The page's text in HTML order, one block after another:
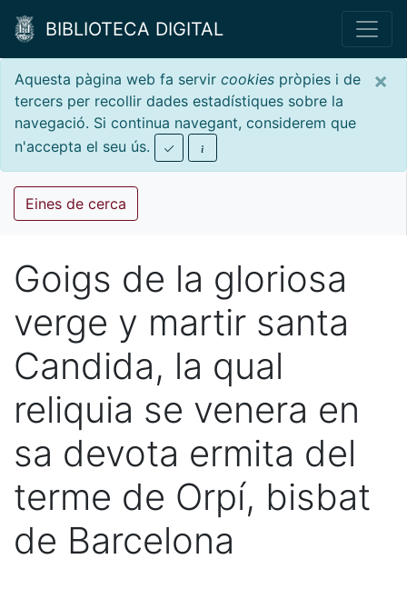
BIBLIOTECA DIGITAL
×
Aquesta pàgina web fa servir cookies pròpies i de
tercers per recollir dades estadístiques sobre la
navegació. Si continua navegant, considerem que
n'accepta el seu ús.
Eines de cerca
Goigs de la gloriosa
verge y martir santa
Candida, la qual
reliquia se venera en
sa devota ermita del
terme de Orpí, bisbat
de Barcelona